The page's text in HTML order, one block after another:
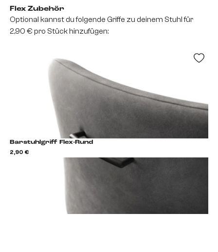
Flex Zubehör
Optional kannst du folgende Griffe zu deinem Stuhl für
2,90 € pro Stück hinzufügen:
Barstuhlgriff Flex-Rund
2,90 €
Barstuhlgriff hinzufügen